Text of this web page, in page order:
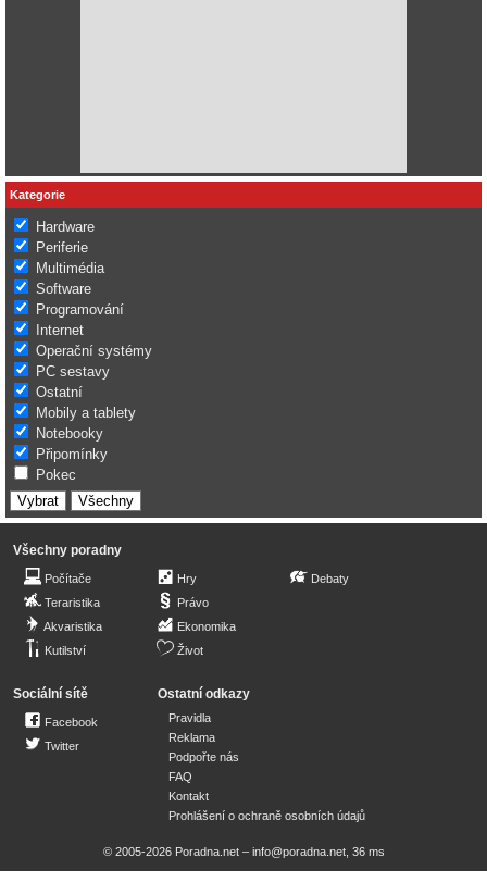
Kategorie
Hardware
Periferie
Multimédia
Software
Programování
Internet
Operační systémy
PC sestavy
Ostatní
Mobily a tablety
Notebooky
Připomínky
Pokec
Všechny poradny
Počítače
Teraristika
Akvaristika
Kutilství
Hry
Právo
Ekonomika
Život
Debaty
Sociální sítě
Facebook
Twitter
Ostatní odkazy
Pravidla
Reklama
Podpořte nás
FAQ
Kontakt
Prohlášení o ochraně osobních údajů
© 2005-2026 Poradna.net – info@poradna.net, 36 ms